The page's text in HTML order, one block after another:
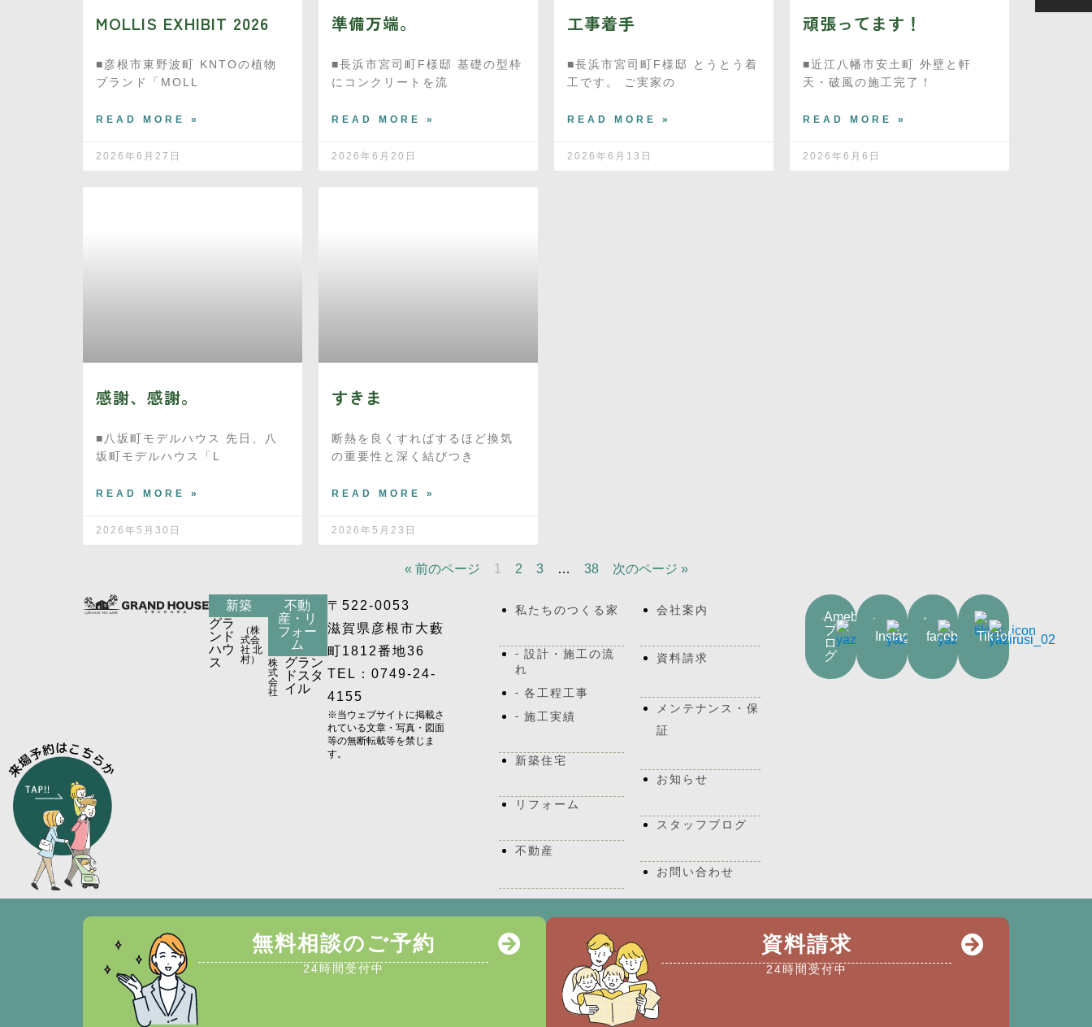
MOLLIS EXHIBIT 2026
■彦根市東野波町 KNTOの植物
ブランド「MOLL
READ MORE »
2026年6月27日
準備万端。
■長浜市宮司町F様邸 基礎の型枠
にコンクリートを流
READ MORE »
2026年6月20日
工事着手
■長浜市宮司町F様邸 とうとう着
工です。 ご実家の
READ MORE »
2026年6月13日
頑張ってます！
■近江八幡市安土町 外壁と軒
天・破風の施工完了！
READ MORE »
2026年6月6日
感謝、感謝。
■八坂町モデルハウス 先日、八
坂町モデルハウス「L
READ MORE »
2026年5月30日
すきま
断熱を良くすればするほど換気
の重要性と深く結びつき
READ MORE »
2026年5月23日
« 前のページ 1 2 3 … 38 次のページ »
無料相談のご予約
24時間受付中
資料請求
24時間受付中
新築
グラ
ンド
ハウ
ス
（株
式会
社 北
村）
不動
産・リ
フォー
ム
株
式
会
社
グラン
ドスタ
イル
〒522-0053
滋賀県彦根市大藪
町1812番地36
TEL：0749-24-
4155
※当ウェブサイトに掲載さ
れている文章・写真・図面
等の無断転載等を禁じま
す。
私たちのつくる家
- 設計・施工の流
れ
- 各工程工事
- 施工実績
新築住宅
リフォーム
不動産
会社案内
資料請求
メンテナンス・保
証
お知らせ
スタッフブログ
お問い合わせ
Ameba
ブ
ロ
グ
InstagramfacebookTikTok
長い間住み続ける家だから、法で定められた保証以外にも、もしもの時にも安心な独自の
住宅保証を保険会社と協力して準備しています。